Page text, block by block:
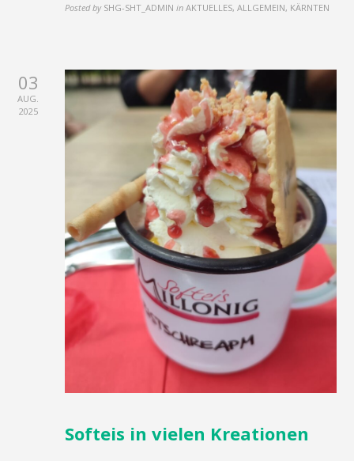
Posted by SHG-SHT_ADMIN in AKTUELLES, ALLGEMEIN, KÄRNTEN
03
AUG.
2025
Softeis in vielen Kreationen